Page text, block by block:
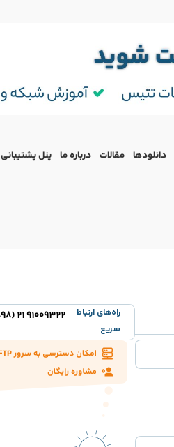
دانلودها مقالات درباره ما پنل پشتیبانی
راه‌های ارتباط
سریع
91009322 21 (98+)